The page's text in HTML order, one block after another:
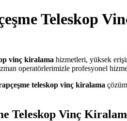
Teleskop
vinç kiralama hizmetleri, yüksek
operatörlerimizle profesyonel
teleskop vinç kiralama
Teleskop Vinç